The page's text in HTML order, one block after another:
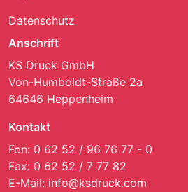
Datenschutz
Anschrift
KS Druck GmbH
Von-Humboldt-Straße 2a
64646 Heppenheim
Kontakt
Fon: 0 62 52 / 96 76 77 - 0
Fax: 0 62 52 / 7 77 82
E-Mail: info@ksdruck.com